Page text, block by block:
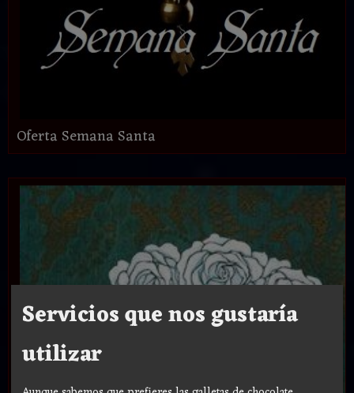
Oferta Semana Santa
Servicios que nos gustaría
utilizar